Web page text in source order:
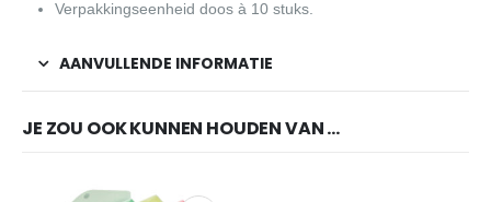
Verpakkingseenheid doos à 10 stuks.
AANVULLENDE INFORMATIE
JE ZOU OOK KUNNEN HOUDEN VAN …